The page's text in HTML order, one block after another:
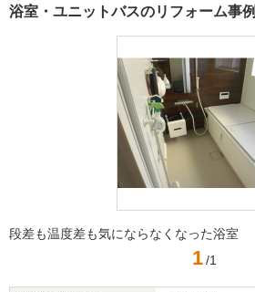
浴室・ユニットバスのリフォーム事例
段差も温度差も気にならなくなった浴室
1 /1